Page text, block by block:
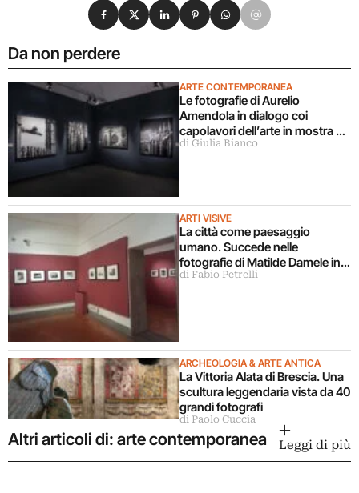
Da non perdere
ARTE CONTEMPORANEA
Le fotografie di Aurelio
Amendola in dialogo coi
capolavori dell’arte in mostra a
Milano
di Giulia Bianco
ARTI VISIVE
La città come paesaggio
umano. Succede nelle
fotografie di Matilde Damele in
mostra a Roma
di Fabio Petrelli
ARCHEOLOGIA & ARTE ANTICA
La Vittoria Alata di Brescia. Una
scultura leggendaria vista da 40
grandi fotografi
di Paolo Cuccia
Condividi su Facebook
Condividi su X
Condividi su LinkedIn
Condividi su Pinterest
Condividi su WhatsApp
Condividi su Email
Altri articoli di: arte contemporanea Leggi di più